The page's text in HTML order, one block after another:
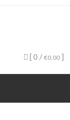
[ 0 / €0,00 ]